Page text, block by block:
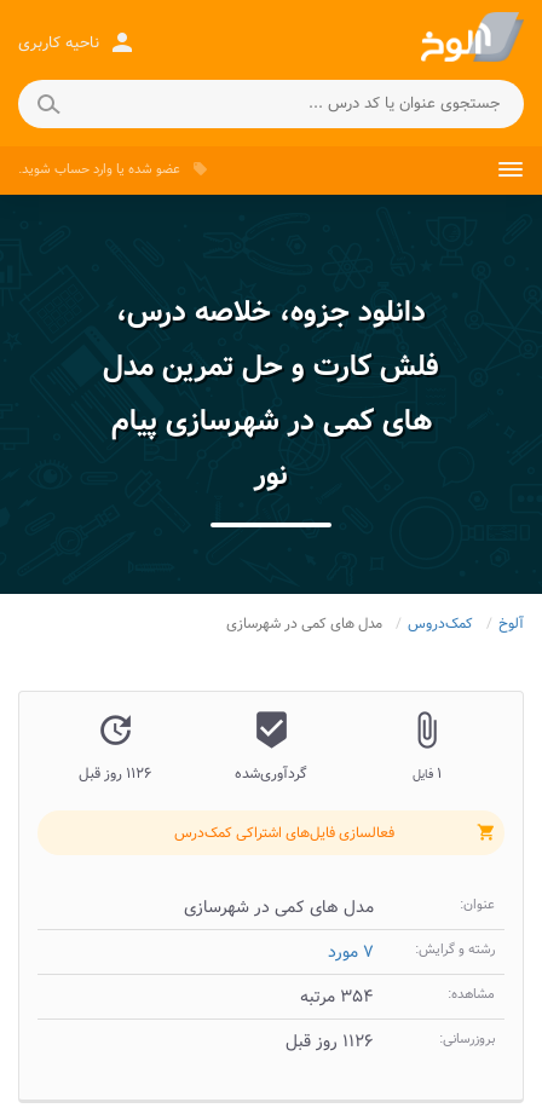
person ناحیه کاربری
local_offer عضو شده یاوارد حساب شوید.
دانلود جزوه، خلاصه درس،
فلش کارت و حل تمرین مدل
های کمی در شهرسازی پیام
نور
آلوخ کمک‌دروس مدل های کمی در شهرسازی
attach_file
۱ فایل
beenhere
گردآوری‌شده
update
۱۱۲۶ روز قبل
shopping_cart فعالسازی فایل‌های اشتراکی کمک‌درس
عنوان: مدل های کمی در شهرسازی
رشته و گرایش: ۷ مورد
مشاهده: ۳۵۴ مرتبه
بروزرسانی: ۱۱۲۶ روز قبل